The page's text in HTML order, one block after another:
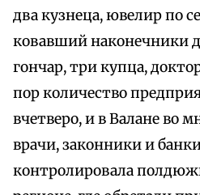
два кузнеца, ювелир по
ковавший наконечники
гончар, три купца,
пор количество
вчетверо, и в Валане во
врачи, законники и
контролировала